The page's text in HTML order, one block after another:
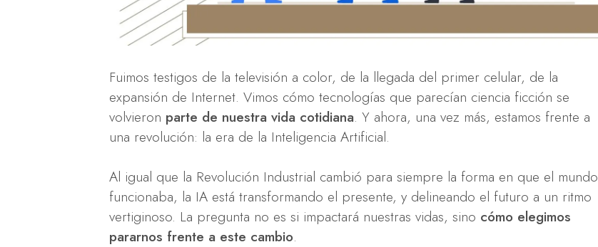
Fuimos testigos de la televisión a color, de la llegada del primer celular, de la
expansión de Internet. Vimos cómo tecnologías que parecían ciencia ficción se
volvieron parte de nuestra vida cotidiana. Y ahora, una vez más, estamos frente a
una revolución: la era de la Inteligencia Artificial.
Al igual que la Revolución Industrial cambió para siempre la forma en que el mundo
funcionaba, la IA está transformando el presente, y delineando el futuro a un ritmo
vertiginoso. La pregunta no es si impactará nuestras vidas, sino cómo elegimos
pararnos frente a este cambio.